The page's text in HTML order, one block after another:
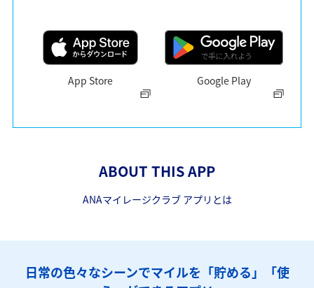
App Store Google Play
ABOUT THIS APP
ANAマイレージクラブ アプリとは
日常の色々なシーンでマイルを「貯める」「使